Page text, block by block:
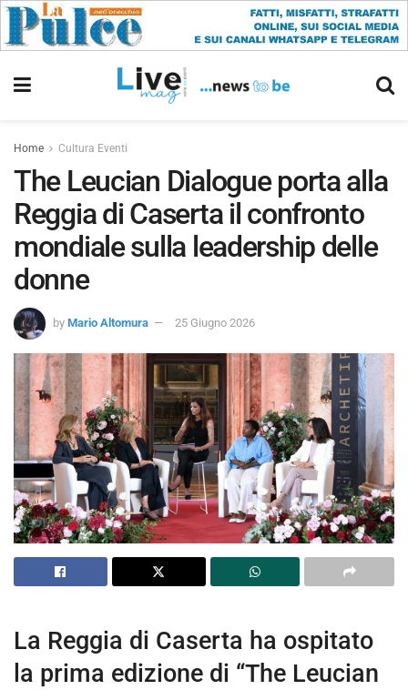
Home Cultura Eventi
The Leucian Dialogue porta alla
Reggia di Caserta il confronto
mondiale sulla leadership delle
donne
by Mario Altomura 25 Giugno 2026
La Reggia di Caserta ha ospitato
la prima edizione di “The Leucian